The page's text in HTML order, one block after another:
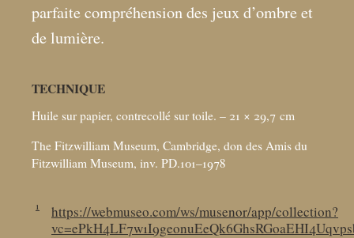
parfaite compréhension des jeux d’ombre et
de lumière.
TECHNIQUE
Huile sur papier, contrecollé sur toile. – 21 × 29,7 cm
The Fitzwilliam Museum, Cambridge, don des Amis du
Fitzwilliam Museum, inv. PD.101–1978
1
https://webmuseo.com/ws/musenor/app/collection?